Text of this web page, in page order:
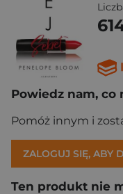
Powiedz nam, co
Pomóż innym i
ZALOGUJ SIĘ, ABY
Ten produkt nie